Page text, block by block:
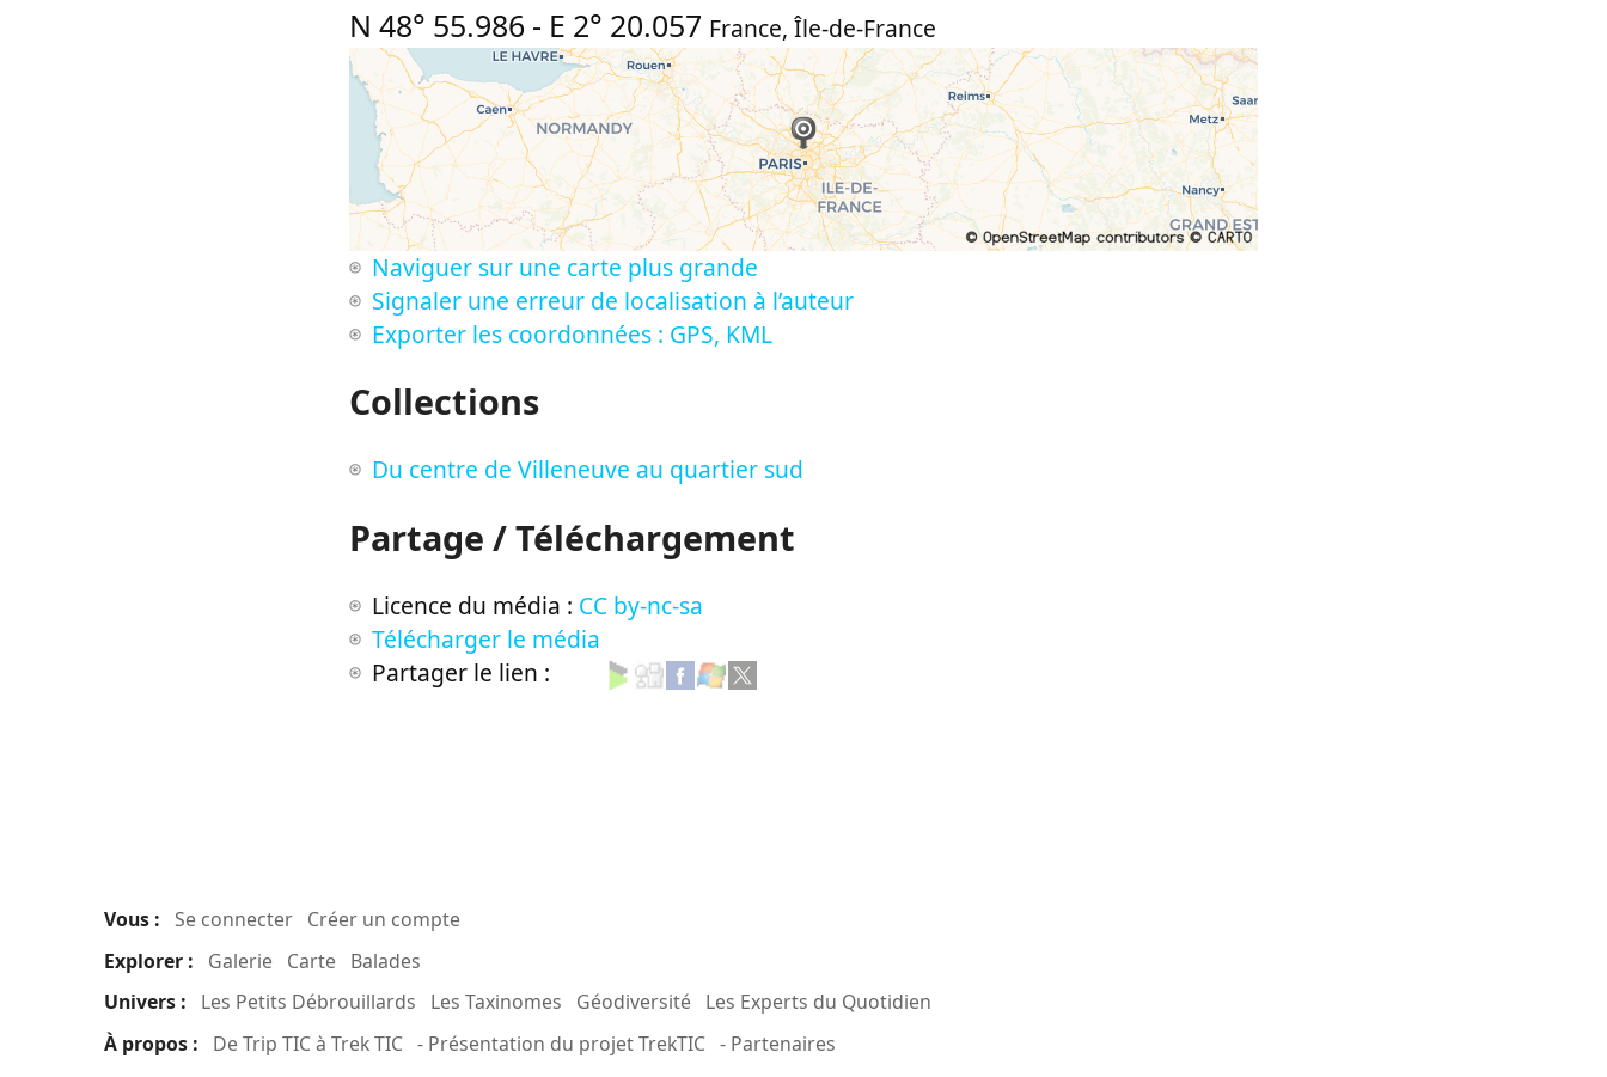
N 48° 55.986 - E 2° 20.057 France, Île-de-France
Naviguer sur une carte plus grande
Signaler une erreur de localisation à l’auteur
Exporter les coordonnées : GPS, KML
Collections
Du centre de Villeneuve au quartier sud
Partage / Téléchargement
Licence du média : CC by-nc-sa
Télécharger le média
Partager le lien :
Vous : Se connecter Créer un compte
Explorer :
Galerie Carte
Balades
Univers :
Les Petits Débrouillards Les Taxinomes Géodiversité
Les Experts du Quotidien
À propos :
De Trip TIC à Trek TIC - Présentation du projet TrekTIC - Partenaires